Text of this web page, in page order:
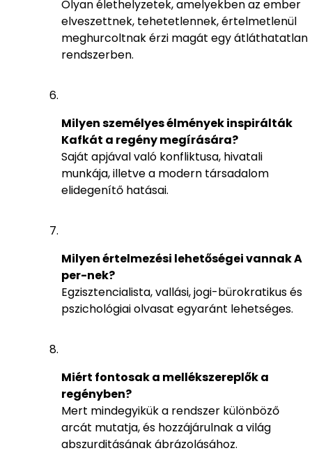
Olyan élethelyzetek, amelyekben az ember
elveszettnek, tehetetlennek, értelmetlenül
meghurcoltnak érzi magát egy átláthatatlan
rendszerben.
Milyen személyes élmények inspirálták
Kafkát a regény megírására?
Saját apjával való konfliktusa, hivatali
munkája, illetve a modern társadalom
elidegenítő hatásai.
Milyen értelmezési lehetőségei vannak A
per-nek?
Egzisztencialista, vallási, jogi-bürokratikus és
pszichológiai olvasat egyaránt lehetséges.
Miért fontosak a mellékszereplők a
regényben?
Mert mindegyikük a rendszer különböző
arcát mutatja, és hozzájárulnak a világ
abszurditásának ábrázolásához.